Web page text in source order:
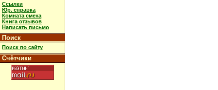
Ссылки
Юр. справка
Комната смеха
Книга отзывов
Написать письмо
Поиск
Поиск по сайту
Счётчики